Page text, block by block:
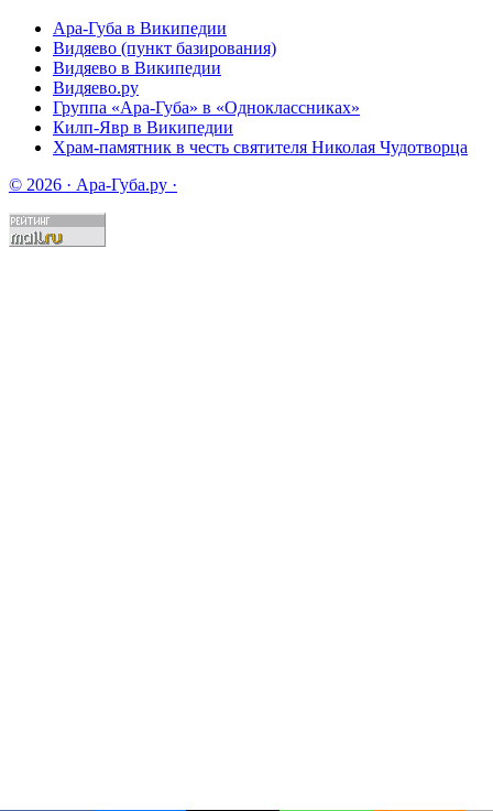
Ара-Губа в Википедии
Видяево (пункт базирования)
Видяево в Википедии
Видяево.ру
Группа «Ара-Губа» в «Одноклассниках»
Килп-Явр в Википедии
Храм-памятник в честь святителя Николая Чудотворца
© 2026 · Ара-Губа.ру ·